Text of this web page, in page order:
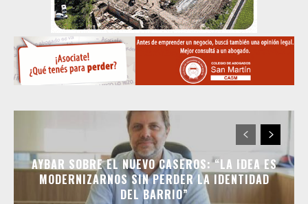
AYBAR SOBRE EL NUEVO CASEROS: “LA IDEA ES
MODERNIZARNOS SIN PERDER LA IDENTIDAD
DEL BARRIO”